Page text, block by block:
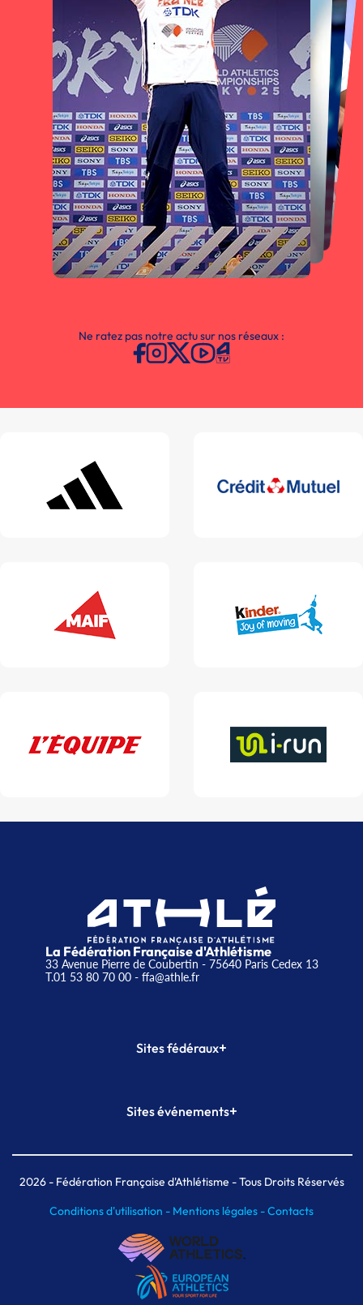
Ne ratez pas notre actu sur nos réseaux :
La Fédération Française d'Athlétisme
33 Avenue Pierre de Coubertin - 75640 Paris Cedex 13
T.01 53 80 70 00- ffa@athle.fr
Sites fédéraux+
Plateforme Formation
Sites événements+
Meeting de Paris indoor
MAIF Ekiden de Paris
2026- Fédération Française d'Athlétisme - Tous Droits Réservés
Conditions d'utilisation - Mentions légales -Contacts